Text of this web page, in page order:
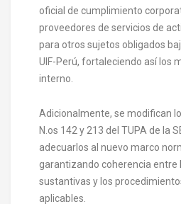
oficial de cumplimiento
proveedores de servicios de
para otros sujetos obligados
UIF-Perú, fortaleciendo así los
interno.
Adicionalmente, se modifican
N.os 142 y 213 del TUPA de la
adecuarlos al nuevo marco
garantizando coherencia entre
sustantivas y los
aplicables.